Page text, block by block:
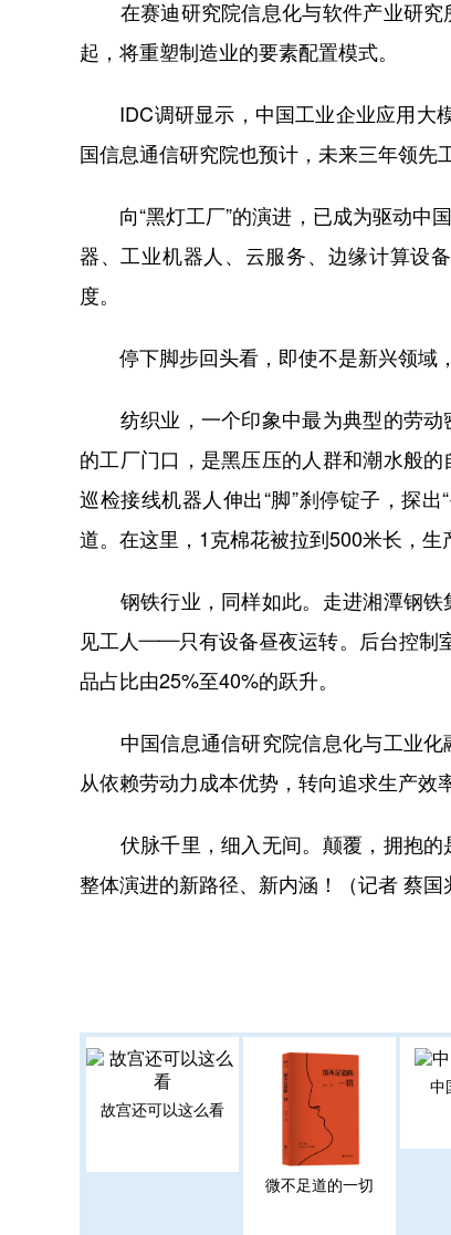
在赛迪研究院信息化与软件产业研究
起，将重塑制造业的要素配置模式。
IDC调研显示，中国工业企业应用大模
国信息通信研究院也预计，未来三年领先
向“黑灯工厂”的演进，已成为驱动中
器、工业机器人、云服务、边缘计算设
度。
停下脚步回头看，即使不是新兴领域，
纺织业，一个印象中最为典型的劳动
的工厂门口，是黑压压的人群和潮水般
巡检接线机器人伸出“脚”刹停锭子，探
道。在这里，1克棉花被拉到500米长，生
钢铁行业，同样如此。走进湘潭钢铁
见工人——只有设备昼夜运转。后台控制
品占比由25%至40%的跃升。
中国信息通信研究院信息化与工业化
从依赖劳动力成本优势，转向追求生产效
伏脉千里，细入无间。颠覆，拥抱的
整体演进的新路径、新内涵！（记者 蔡国
故宫还可以这么看
微不足道的一切
中